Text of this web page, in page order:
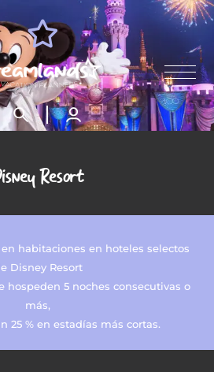
Resort
habitaciones en hoteles selectos
Disney Resort
hospeden 5 noches consecutivas o
más,
25 % en estadías más cortas.